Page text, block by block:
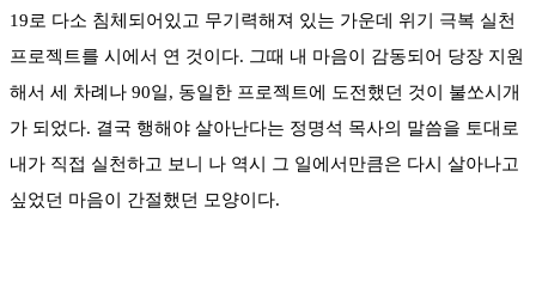
19로 다소 침체되어있고 무기력해져 있는 가운데 위기 극복 실천
프로젝트를 시에서 연 것이다. 그때 내 마음이 감동되어 당장 지원
해서 세 차례나 90일, 동일한 프로젝트에 도전했던 것이 불쏘시개
가 되었다. 결국 행해야 살아난다는 정명석 목사의 말씀을 토대로
내가 직접 실천하고 보니 나 역시 그 일에서만큼은 다시 살아나고
싶었던 마음이 간절했던 모양이다.